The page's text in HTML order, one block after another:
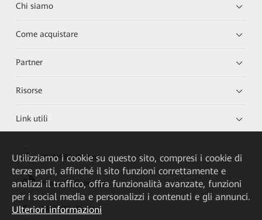
Chi siamo
Come acquistare
Partner
Risorse
Link utili
HUAWEI eKit App
Huawei HiKnow App
HUAWEI eFly App
Utilizziamo i cookie su questo sito, compresi i cookie di
terze parti, affinché il sito funzioni correttamente e
analizzi il traffico, offra funzionalità avanzate, funzioni
per i social media e personalizzi i contenuti e gli annunci.
Ulteriori informazioni